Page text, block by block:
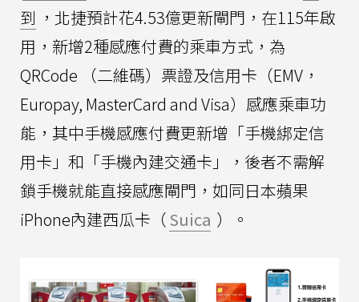
到 ，北捷預計花4.53億更新閘門，在115年啟
用，新增2種感應付費的乘車方式，為
QRCode （二維碼）票證及信用卡（EMV，
Europay, MasterCard and Visa）感應乘車功
能，其中手機感應付費更新增「手機綁定信
用卡」和「手機內建交通卡」，後者不需解
鎖手機就能直接感應閘門，如同日本蘋果
iPhone內建西瓜卡（Suica ）。